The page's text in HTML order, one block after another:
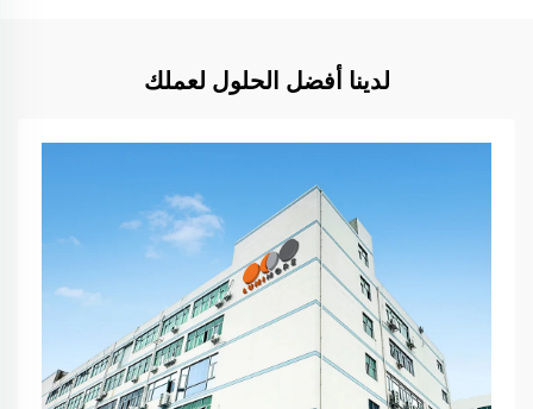
لدينا أفضل الحلول لعملك